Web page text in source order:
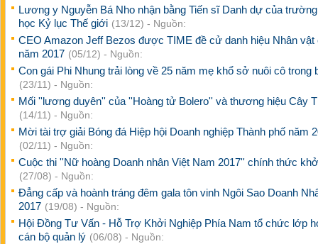
Lương y Nguyễn Bá Nho nhận bằng Tiến sĩ Danh dự của
học Kỷ lục Thế giới (13/12) - Nguồn:
CEO Amazon Jeff Bezos được TIME đề cử danh hiệu Nhân vật
năm 2017 (05/12) - Nguồn:
Con gái Phi Nhung trải lòng về 25 năm mẹ khổ sở nuôi cô trong
(23/11) - Nguồn:
Mối ''lương duyên'' của ''Hoàng tử Bolero'' và thương hiệu Cây
(14/11) - Nguồn:
Mời tài trợ giải Bóng đá Hiệp hội Doanh nghiệp Thành phố năm
(02/11) - Nguồn:
Cuộc thi ''Nữ hoàng Doanh nhân Việt Nam 2017'' chính thức
(27/08) - Nguồn:
Đẳng cấp và hoành tráng đêm gala tôn vinh Ngôi Sao Doanh
2017 (19/08) - Nguồn:
Hội Đồng Tư Vấn - Hỗ Trợ Khởi Nghiệp Phía Nam tổ chức lớp
cán bộ quản lý (06/08) - Nguồn: